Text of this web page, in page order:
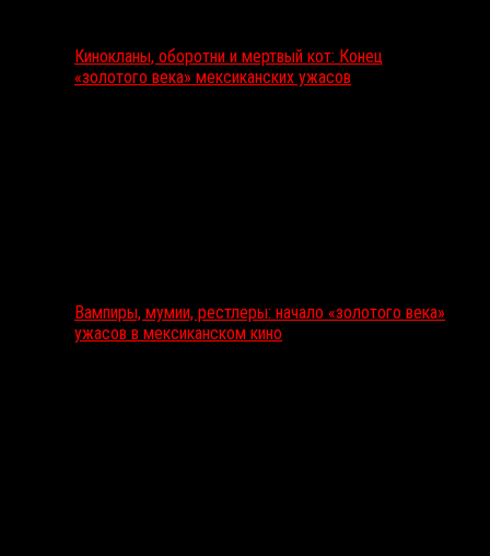
Кинокланы, оборотни и мертвый кот: Конец
«золотого века» мексиканских ужасов
Вампиры, мумии, рестлеры: начало «золотого века»
ужасов в мексиканском кино